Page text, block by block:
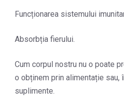
Funcționarea sistemului
Absorbția fierului.
Cum corpul nostru nu o poate
o obținem prin alimentație sau,
suplimente.